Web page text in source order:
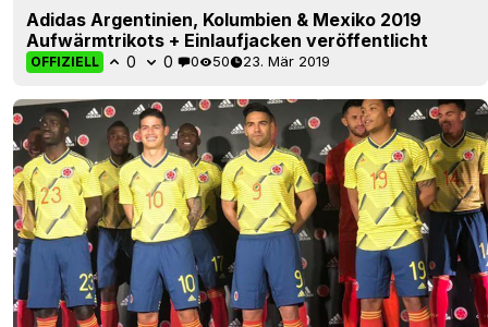
Adidas Argentinien, Kolumbien & Mexiko 2019
Aufwärmtrikots + Einlaufjacken veröffentlicht
OFFIZIELL 0 0 0 50 23. Mär 2019